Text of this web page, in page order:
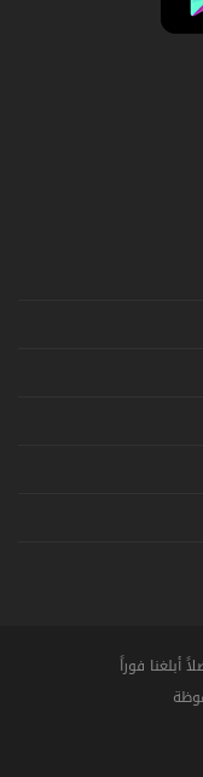
أبلغنا فوراً